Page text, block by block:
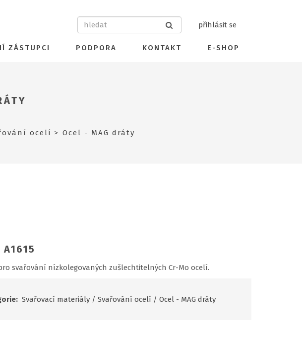
přihlásit se
ZÁSTUPCI PODPORA KONTAKT E-SHOP
ocelí Ocel - MAG dráty
A1615
svařování nízkolegovaných zušlechtitelných Cr-Mo ocelí.
Svařovací materiály/ Svařování ocelí / Ocel - MAG dráty